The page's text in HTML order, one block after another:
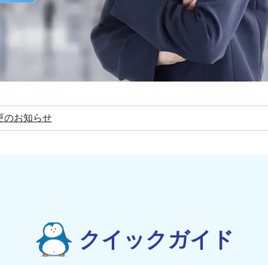
のお知らせ
クイックガイド